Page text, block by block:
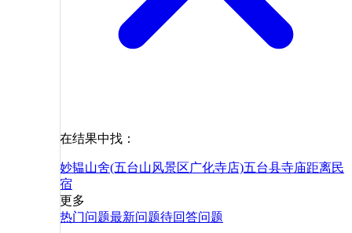
在结果中找：
妙韫山舍(五台山风景区广化寺店)五台县寺庙距离民
宿
更多
热门问题最新问题待回答问题